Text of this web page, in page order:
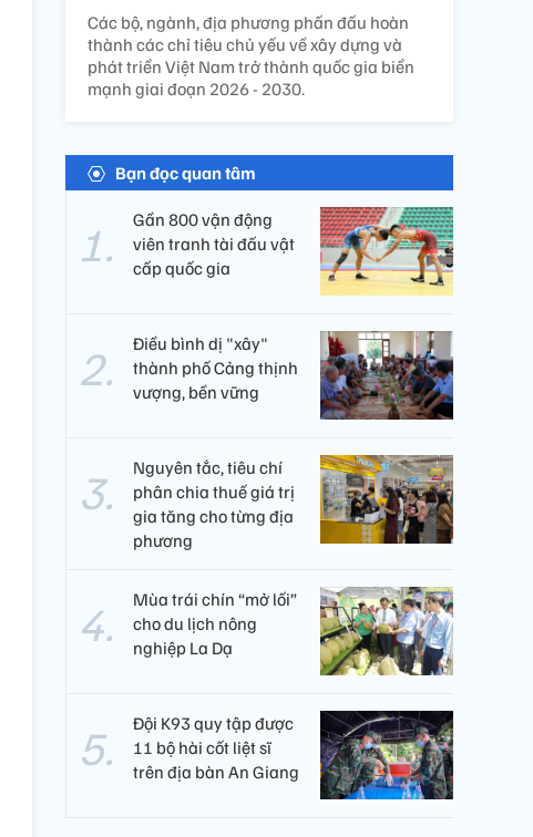
Các bộ, ngành, địa phương phấn đấu hoàn
thành các chỉ tiêu chủ yếu về xây dựng và
phát triển Việt Nam trở thành quốc gia biển
mạnh giai đoạn 2026 - 2030.
Bạn đọc quan tâm
Gần 800 vận động
viên tranh tài đấu vật
cấp quốc gia
Điều bình dị "xây"
thành phố Cảng thịnh
vượng, bền vững
Nguyên tắc, tiêu chí
phân chia thuế giá trị
gia tăng cho từng địa
phương
Mùa trái chín “mở lối”
cho du lịch nông
nghiệp La Dạ
Đội K93 quy tập được
11 bộ hài cốt liệt sĩ
trên địa bàn An Giang